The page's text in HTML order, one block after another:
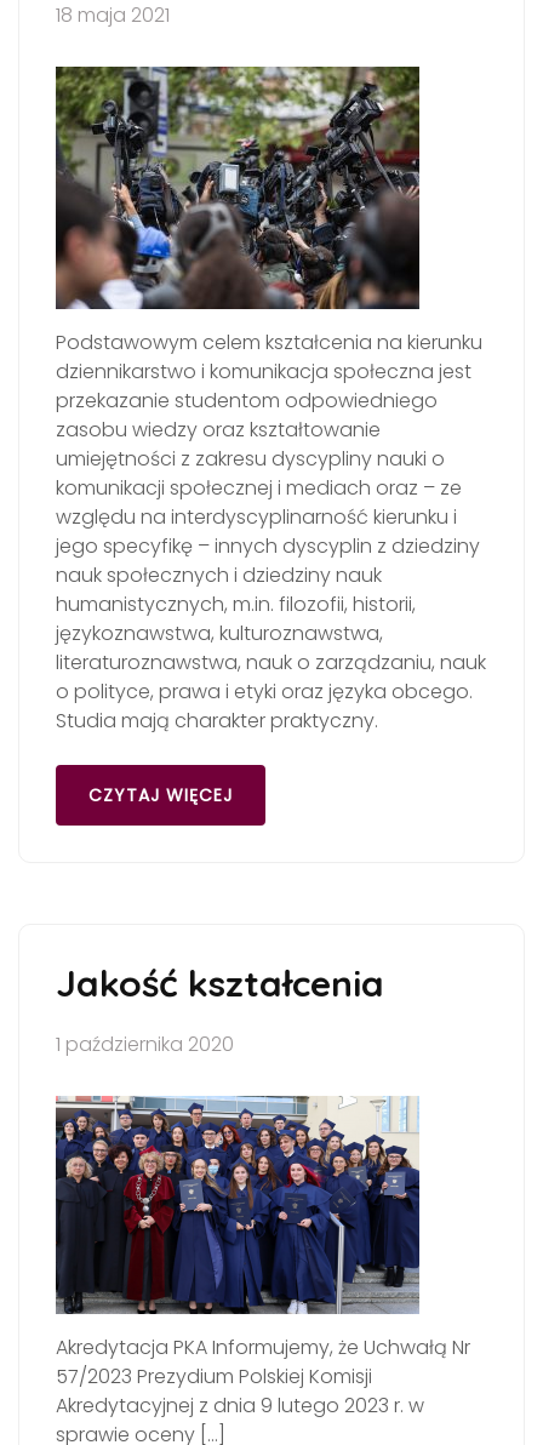
18 maja 2021
Podstawowym celem kształcenia na kierunku
dziennikarstwo i komunikacja społeczna jest
przekazanie studentom odpowiedniego
zasobu wiedzy oraz kształtowanie
umiejętności z zakresu dyscypliny nauki o
komunikacji społecznej i mediach oraz – ze
względu na interdyscyplinarność kierunku i
jego specyfikę – innych dyscyplin z dziedziny
nauk społecznych i dziedziny nauk
humanistycznych, m.in. filozofii, historii,
językoznawstwa, kulturoznawstwa,
literaturoznawstwa, nauk o zarządzaniu, nauk
o polityce, prawa i etyki oraz języka obcego.
Studia mają charakter praktyczny.
CZYTAJ WIĘCEJ
Jakość kształcenia
1 października 2020
Akredytacja PKA Informujemy, że Uchwałą Nr
57/2023 Prezydium Polskiej Komisji
Akredytacyjnej z dnia 9 lutego 2023 r. w
sprawie oceny […]